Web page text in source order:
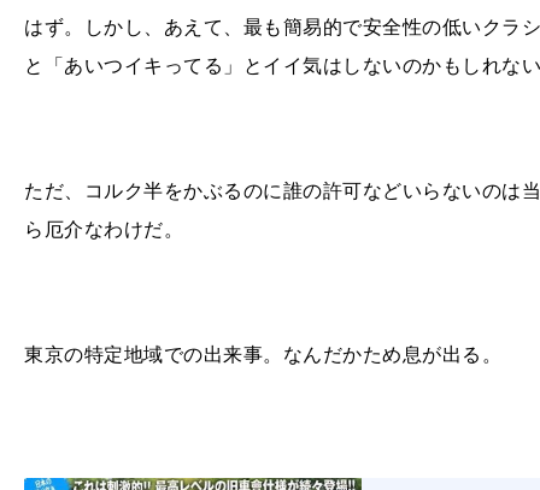
はず。しかし、あえて、最も簡易的で安全性の低いクラ
と「あいつイキってる」とイイ気はしないのかもしれな
ただ、コルク半をかぶるのに誰の許可などいらないのは
ら厄介なわけだ。
東京の特定地域での出来事。なんだかため息が出る。